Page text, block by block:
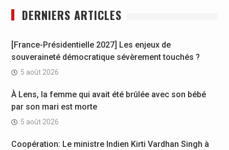
DERNIERS ARTICLES
[France-Présidentielle 2027] Les enjeux de
souveraineté démocratique sévèrement touchés ?
5 août 2026
À Lens, la femme qui avait été brûlée avec son bébé
par son mari est morte
5 août 2026
Coopération: Le ministre Indien Kirti Vardhan Singh à